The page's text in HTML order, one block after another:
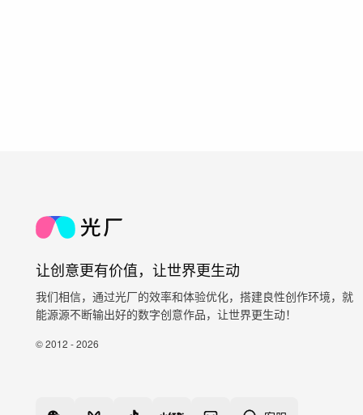
让创意更有价值，让世界更生动
我们相信，通过光厂的效率和体验优化，搭建良性创作环境，就
能源源不断输出好的数字创意作品，让世界更生动！
© 2012 - 2026